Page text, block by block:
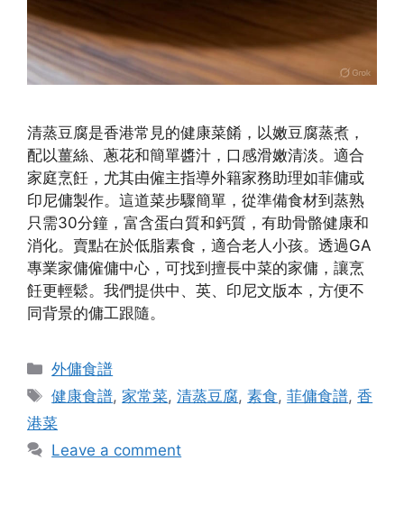
清蒸豆腐是香港常見的健康菜餚，以嫩豆腐蒸煮，
配以薑絲、蔥花和簡單醬汁，口感滑嫩清淡。適合
家庭烹飪，尤其由僱主指導外籍家務助理如菲傭或
印尼傭製作。這道菜步驟簡單，從準備食材到蒸熟
只需30分鐘，富含蛋白質和鈣質，有助骨骼健康和
消化。賣點在於低脂素食，適合老人小孩。透過GA
專業家傭僱傭中心，可找到擅長中菜的家傭，讓烹
飪更輕鬆。我們提供中、英、印尼文版本，方便不
同背景的傭工跟隨。
Categories
外傭食譜
Tags
健康食譜, 家常菜,清蒸豆腐,素食,菲傭食譜,香
港菜
Leave a comment